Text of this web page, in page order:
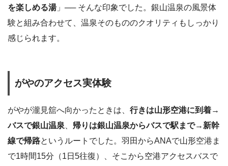
を楽しめる湯」── そんな印象でした。銀山温泉の風景体
験と組み合わせて、温泉そのもののクオリティもしっかり
感じられます。
がやのアクセス実体験
がやが瀧見舘へ向かったときは、 行きは山形空港に到着→
バスで銀山温泉
帰りは銀山温泉からバスで駅まで→新幹
線で帰路というルートでした。羽田からANAで山形空港ま
で1時間15分（1日5往復）、そこから空港アクセスバスで